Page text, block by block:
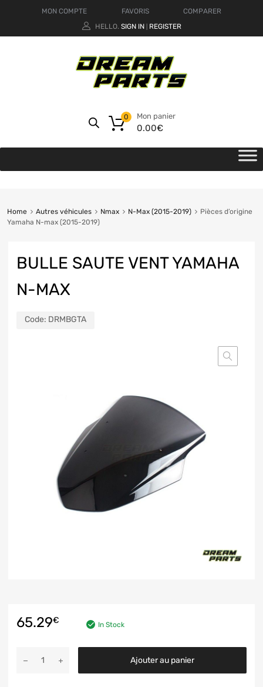
MON COMPTE FAVORIS
COMPARER
HELLO. SIGN IN REGISTER
Mon panier
0.00€
0
Home Autres véhicules Nmax N-Max (2015-2019)
Pièces d’origine
Yamaha N-max (2015-2019)
BULLE SAUTE VENT YAMAHA
N-MAX
Code: DRMBGTA
65.29€ In Stock
Ajouter au panier